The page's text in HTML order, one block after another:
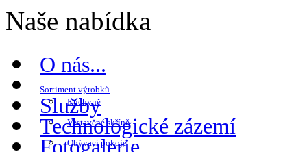
Naše nabídka
O nás...
Sortiment výrobků
Kuchyně
Vestavěné skříně
Obývací pokoje
Služby
Technologické zázemí
Fotogalerie